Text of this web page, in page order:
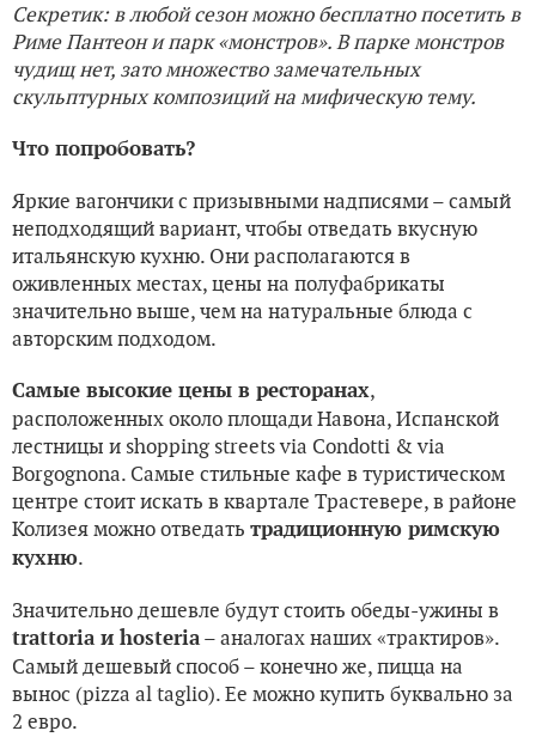
Секретик: в любой сезон можно бесплатно посетить в
Риме Пантеон и парк «монстров». В парке монстров
чудищ нет, зато множество замечательных
скульптурных композиций на мифическую тему.
Что попробовать?
Яркие вагончики с призывными надписями – самый
неподходящий вариант, чтобы отведать вкусную
итальянскую кухню. Они располагаются в
оживленных местах, цены на полуфабрикаты
значительно выше, чем на натуральные блюда с
авторским подходом.
Самые высокие цены в ресторанах,
расположенных около площади Навона, Испанской
лестницы и shopping streets via Condotti & via
Borgognona. Самые стильные кафе в туристическом
центре стоит искать в квартале Трастевере, в районе
Колизея можно отведать традиционную римскую
кухню.
Значительно дешевле будут стоить обеды-ужины в
trattoria и hosteria – аналогах наших «трактиров».
Самый дешевый способ – конечно же, пицца на
вынос (pizza al taglio). Ее можно купить буквально за
2 евро.